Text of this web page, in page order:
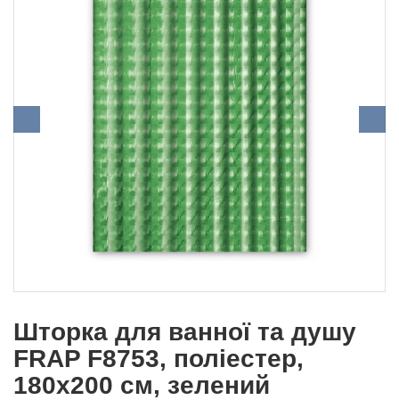
Шторка для ванної та душу
FRAP F8753, поліестер,
180х200 см, зелений